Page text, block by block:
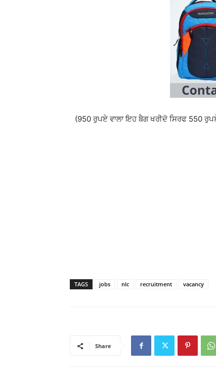
(950 ਰੁਪਏ ਵਾਲਾ ਇਹ ਬੈਗ ਖਰੀਦੋ ਸਿਰਫ 550
TAGS jobs nlc recruitment vacancy
Share